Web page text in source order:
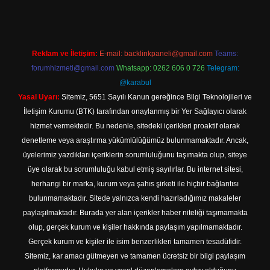
Reklam ve İletişim: E-mail: backlinkpaneli@gmail.com Teams:
forumhizmeti@gmail.com Whatsapp: 0262 606 0 726 Telegram:
@karabul
Yasal Uyarı: Sitemiz, 5651 Sayılı Kanun gereğince Bilgi Teknolojileri ve
İletişim Kurumu (BTK) tarafından onaylanmış bir Yer Sağlayıcı olarak
hizmet vermektedir. Bu nedenle, sitedeki içerikleri proaktif olarak
denetleme veya araştırma yükümlülüğümüz bulunmamaktadır. Ancak,
üyelerimiz yazdıkları içeriklerin sorumluluğunu taşımakta olup, siteye
üye olarak bu sorumluluğu kabul etmiş sayılırlar. Bu internet sitesi,
herhangi bir marka, kurum veya şahıs şirketi ile hiçbir bağlantısı
bulunmamaktadır. Sitede yalnızca kendi hazırladığımız makaleler
paylaşılmaktadır. Burada yer alan içerikler haber niteliği taşımamakta
olup, gerçek kurum ve kişiler hakkında paylaşım yapılmamaktadır.
Gerçek kurum ve kişiler ile isim benzerlikleri tamamen tesadüfidir.
Sitemiz, kar amacı gütmeyen ve tamamen ücretsiz bir bilgi paylaşım